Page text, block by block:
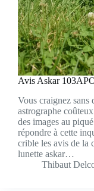
Avis Askar
Vous craignez sans
astrographe
des images au
répondre à cette
crible les avis de la
lunette askar…
Thibaut